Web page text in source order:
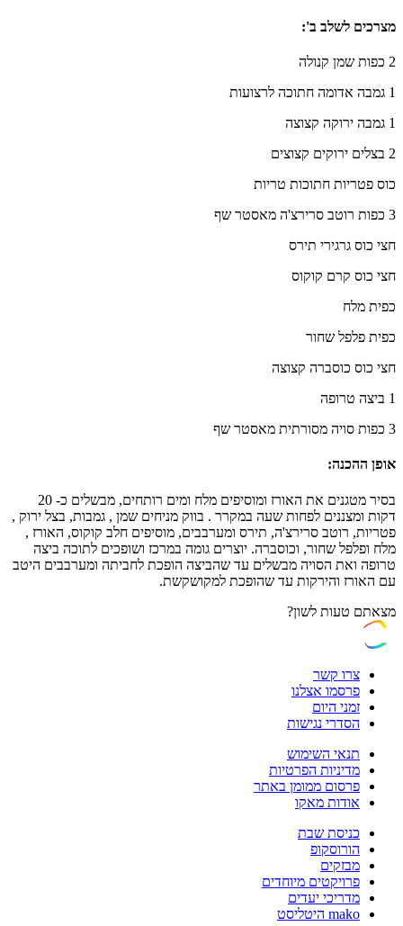
מצרכים לשלב ב':
2 כפות שמן קנולה
1 גמבה אדומה חתוכה לרצועות
1 גמבה ירוקה קצוצה
2 בצלים ירוקים קצוצים
כוס פטריות חתוכות טריות
3 כפות רוטב סרירצ'ה מאסטר שף
חצי כוס גרגירי תירס
חצי כוס קרם קוקוס
כפית מלח
כפית פלפל שחור
חצי כוס כוסברה קצוצה
1 ביצה טרופה
3 כפות סויה מסורתית מאסטר שף
אופן ההכנה:
בסיר מטגנים את האורז ומוסיפים מלח ומים רותחים, מבשלים כ- 20
דקות ומצננים לפחות שעה במקרר . בווק מניחים שמן , גמבות, בצל ירוק ,
פטריות, רוטב סרירצ'ה, תירס ומערבבים, מוסיפים חלב קוקוס, האורז ,
מלח ופלפל שחור, וכוסברה. יוצרים גומה במרכז ושופכים לתוכה ביצה
טרופה ואת הסויה מבשלים עד שהביצה הופכת לחביתה ומערבבים היטב
עם האורז והירקות עד שהופכת למקושקשת.
מצאתם טעות לשון?
צרו קשר
פרסמו אצלנו
זמני היום
הסדרי נגישות
תנאי השימוש
מדיניות הפרטיות
פרסום ממומן באתר
אודות מאקו
כניסת שבת
הורוסקופ
מבזקים
פרויקטים מיוחדים
מדריכי יעדים
mako היטליסט